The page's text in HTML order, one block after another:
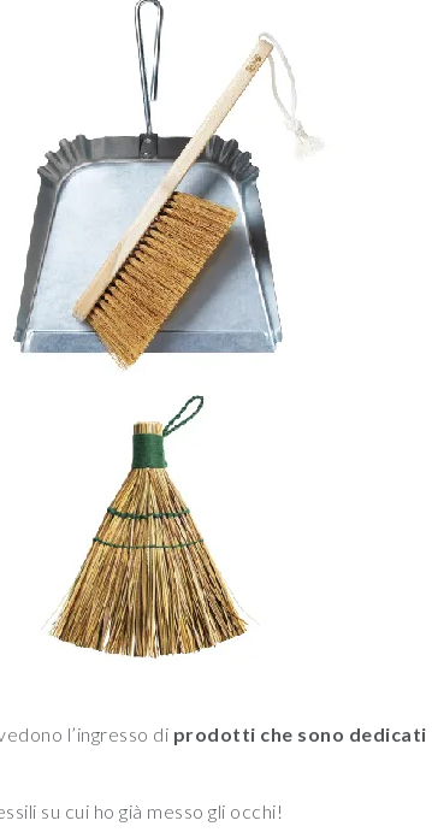
l’ingresso di prodotti che sono dedicati
su cui ho già messo gli occhi!